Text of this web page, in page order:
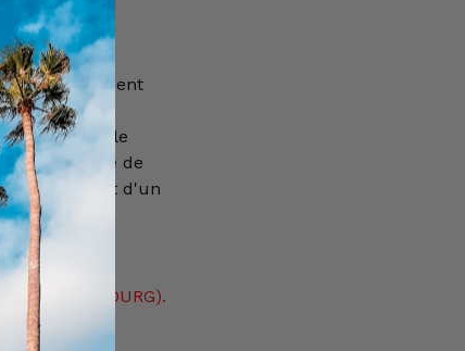
personnes
également
de
délivrée par le
d'une licence de
en ordre, soit d'un
ordre.
POUR LE
LUXEMBOURG).
(FRANCE,